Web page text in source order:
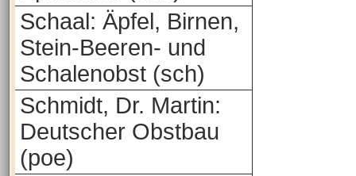
Schaal: Äpfel, Birnen,
Stein-Beeren- und
Schalenobst (sch)
Schmidt, Dr. Martin:
Deutscher Obstbau
(poe)